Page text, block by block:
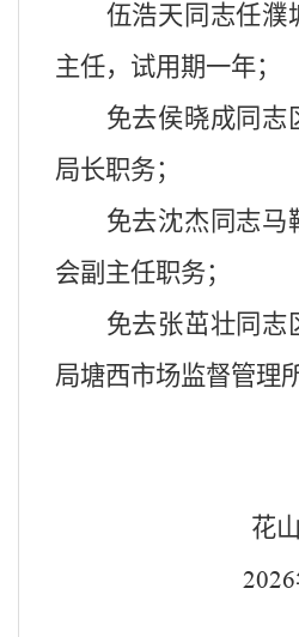
伍浩天同志任濮
主任，试用期一年；
免去侯晓成同志
局长职务；
免去沈杰同志马
会副主任职务；
免去张茁壮同志
局塘西市场监督管理
花
2026